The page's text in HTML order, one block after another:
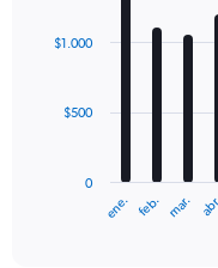
to
with
12
The
ene. feb. mar.
0
$500
$1.000